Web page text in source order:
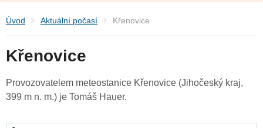
Úvod Aktuální počasí Křenovice
Křenovice
Provozovatelem meteostanice Křenovice (Jihočeský kraj,
399 m n. m.) je Tomáš Hauer.